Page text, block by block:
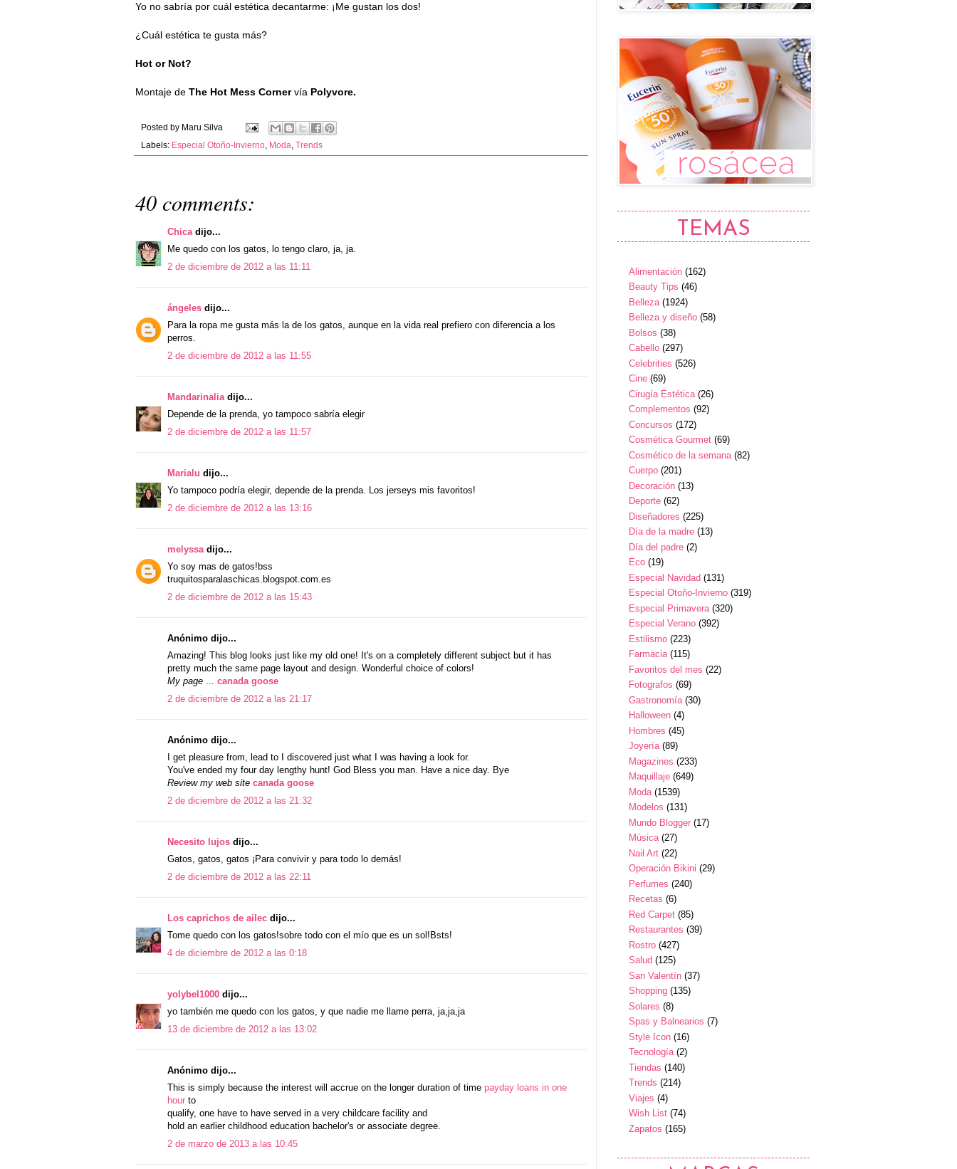
Yo no sabría por cuál estética decantarme: ¡Me gustan los dos!
¿Cuál estética te gusta más?
Hot or Not?
Montaje de The Hot Mess Cornervía Polyvore.
Posted by Maru Silva
Labels: Especial Otoño-Invierno Moda Trends
40 comments:
Chica dijo...
Me quedo con los gatos, lo tengo claro, ja, ja.
2 de diciembre de 2012 a las 11:11
ángeles dijo...
Para la ropa me gusta más la de los gatos, aunque en la vida real prefiero con diferencia a los
perros.
2 de diciembre de 2012 a las 11:55
Mandarinalia dijo...
Depende de la prenda, yo tampoco sabría elegir
2 de diciembre de 2012 a las 11:57
Marialu dijo...
Yo tampoco podría elegir, depende de la prenda. Los jerseys mis favoritos!
2 de diciembre de 2012 a las 13:16
melyssa dijo...
Yo soy mas de gatos!bss
truquitosparalaschicas.blogspot.com.es
2 de diciembre de 2012 a las 15:43
Anónimo dijo...
Amazing! This blog looks just like my old one! It's on a completely different subject but it has
pretty much the same page layout and design. Wonderful choice of colors!
My page ... canada goose
2 de diciembre de 2012 a las 21:17
Anónimo dijo...
I get pleasure from, lead to I discovered just what I was having a look for.
You've ended my four day lengthy hunt! God Bless you man. Have a nice day. Bye
Review my web site canada goose
2 de diciembre de 2012 a las 21:32
Necesito lujos dijo...
Gatos, gatos, gatos ¡Para convivir y para todo lo demás!
2 de diciembre de 2012 a las 22:11
Los caprichos de ailec dijo...
Tome quedo con los gatos!sobre todo con el mío que es un sol!Bsts!
4 de diciembre de 2012 a las 0:18
yolybel1000 dijo...
yo también me quedo con los gatos, y que nadie me llame perra, ja,ja,ja
13 de diciembre de 2012 a las 13:02
Anónimo dijo...
This is simply because the interest will accrue on the longer duration of time payday loans in one
hour to
qualify, one have to have served in a very childcare facility and
hold an earlier childhood education bachelor's or associate degree.
2 de marzo de 2013 a las 10:45
TEMAS
Alimentación (162)
Beauty Tips (46)
Belleza (1924)
Belleza y diseño (58)
Bolsos (38)
Cabello (297)
Celebrities (526)
Cine (69)
Cirugía Estética (26)
Complementos (92)
Concursos (172)
Cosmética Gourmet (69)
Cosmético de la semana (82)
Cuerpo (201)
Decoración (13)
Deporte (62)
Diseñadores (225)
Día de la madre (13)
Día del padre (2)
Eco (19)
Especial Navidad (131)
Especial Otoño-Invierno (319)
Especial Primavera (320)
Especial Verano (392)
Estilismo (223)
Farmacia (115)
Favoritos del mes (22)
Fotografos (69)
Gastronomía (30)
Halloween (4)
Hombres (45)
Joyería (89)
Magazines (233)
Maquillaje (649)
Moda (1539)
Modelos (131)
Mundo Blogger (17)
Música (27)
Nail Art (22)
Operación Bikini (29)
Perfumes (240)
Recetas (6)
Red Carpet (85)
Restaurantes (39)
Rostro (427)
Salud (125)
San Valentín (37)
Shopping (135)
Solares (8)
Spas y Balnearios (7)
Style Icon (16)
Tecnología (2)
Tiendas (140)
Trends (214)
Viajes (4)
Wish List (74)
Zapatos (165)